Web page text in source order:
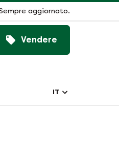
aggiornato.
Vendere
IT